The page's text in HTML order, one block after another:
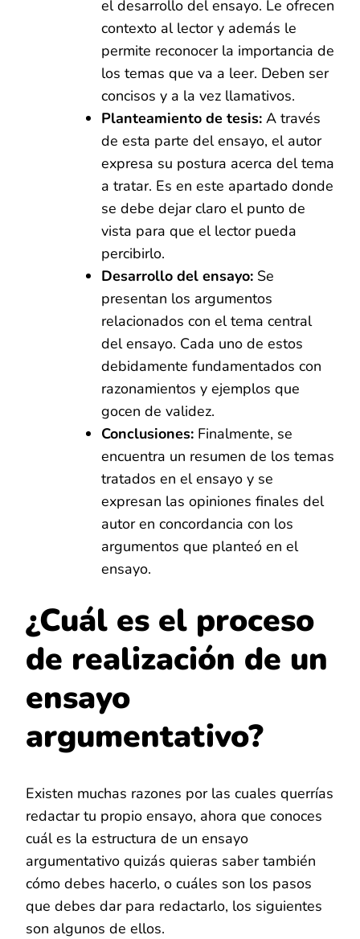
el desarrollo del ensayo. Le ofrecen
contexto al lector y además le
permite reconocer la importancia de
los temas que va a leer. Deben ser
concisos y a la vez llamativos.
Planteamiento de tesis: A través
de esta parte del ensayo, el autor
expresa su postura acerca del tema
a tratar. Es en este apartado donde
se debe dejar claro el punto de
vista para que el lector pueda
percibirlo.
Desarrollo del ensayo: Se
presentan los argumentos
relacionados con el tema central
del ensayo. Cada uno de estos
debidamente fundamentados con
razonamientos y ejemplos que
gocen de validez.
Conclusiones: Finalmente, se
encuentra un resumen de los temas
tratados en el ensayo y se
expresan las opiniones finales del
autor en concordancia con los
argumentos que planteó en el
ensayo.
¿Cuál es el proceso
de realización de un
ensayo
argumentativo?
Existen muchas razones por las cuales querrías
redactar tu propio ensayo, ahora que conoces
cuál es la estructura de un ensayo
argumentativo quizás quieras saber también
cómo debes hacerlo, o cuáles son los pasos
que debes dar para redactarlo, los siguientes
son algunos de ellos.